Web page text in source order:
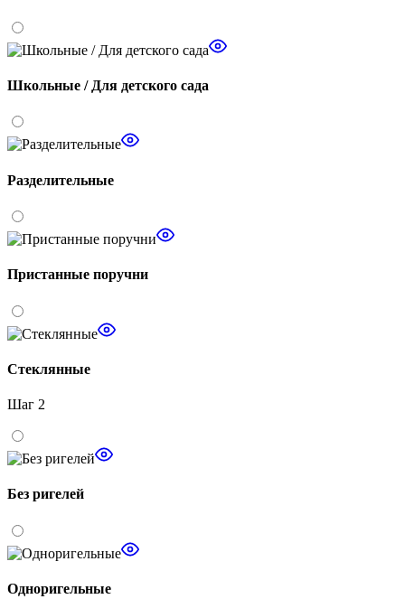
Школьные / Для детского сада
Разделительные
Пристанные поручни
Стеклянные
Шаг 2
Без ригелей
Одноригельные